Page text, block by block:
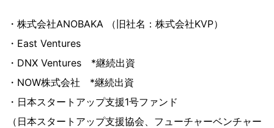
・株式会社ANOBAKA （旧社名：株式会社KVP）
・East Ventures
・DNX Ventures *継続出資
・NOW株式会社 *継続出資
・日本スタートアップ支援1号ファンド
（日本スタートアップ支援協会、フューチャーベンチャー